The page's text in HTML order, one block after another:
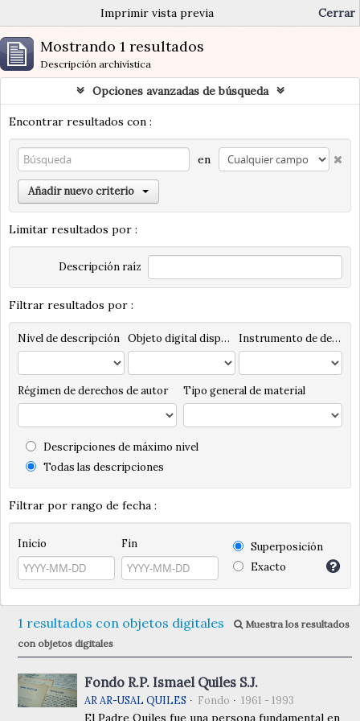
Imprimir vista previa Cerrar
Mostrando 1 resultados
Descripción archivística
Opciones avanzadas de búsqueda
Encontrar resultados con :
en
Añadir nuevo criterio
Limitar resultados por :
Descripción raíz
Filtrar resultados por :
Nivel de descripción Objeto digital disponibles Instrumento de descripción
Régimen de derechos de autor Tipo general de material
Descripciones de máximo nivel
Todas las descripciones
Filtrar por rango de fecha :
Inicio Fin
Superposición
Exacto
1 resultados con objetos digitales
Muestra los resultados
con objetos digitales
Fondo R.P. Ismael Quiles S.J.
AR AR-USAL QUILES Fondo 1961 - 1993
El Padre Quiles fue una persona fundamental en